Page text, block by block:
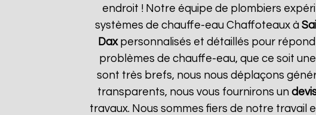
endroit ! Notre équipe de plombiers
systèmes de chauffe-eau Chaffoteaux à
Daxpersonnalisés et détaillés pour
problèmes de chauffe-eau, que ce soit
sont très brefs, nous nous déplaçons
transparents, nous vous fournirons un
travaux. Nous sommes fiers de notre travail